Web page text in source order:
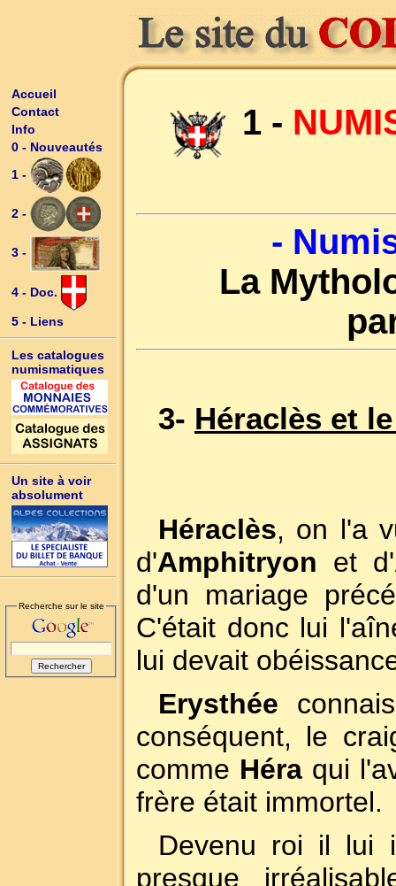
Accueil
Contact
Info
0 - Nouveautés
1 -
2 -
3 -
4 - Doc.
5 - Liens
Les catalogues
numismatiques
Un site à voir
absolument
Recherche sur le site
1 -
-
La
3- Héraclès et
Héraclès, on l'a
d'Amphitryon et d'
d'un mariage
C'était donc lui
lui devait
Erysthée
conséquent, le
comme Héra qui
frère était immortel.
Devenu roi il lui
presque